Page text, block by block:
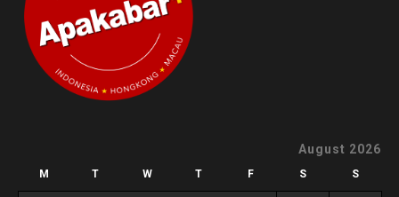
August 2026
M T W T F S S